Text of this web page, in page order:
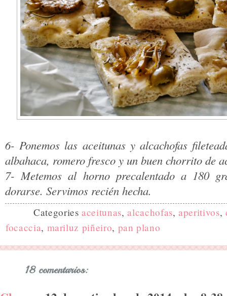
6- Ponemos las aceitunas y alcachofas
albahaca, romero fresco y un buen chorrito de
7- Metemos al horno precalentado a 180
dorarse. Servimos recién hecha.
Categoriesaceitunas,alcachofas,aperitivos,
focaccia, mariluz piñeiro, pan plano
18 comentarios: